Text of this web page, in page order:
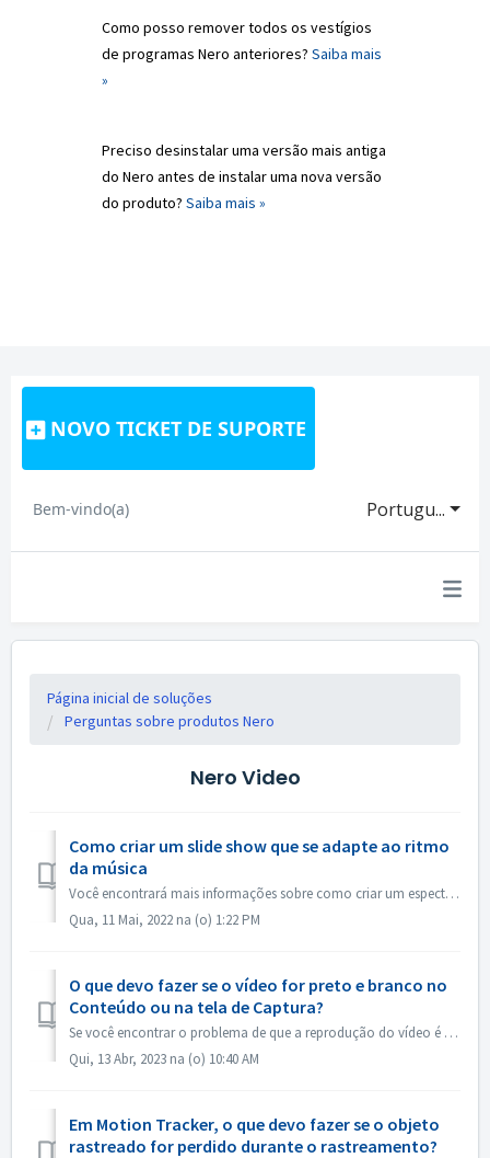
Como posso remover todos os vestígios
de programas Nero anteriores? Saiba mais
»
Preciso desinstalar uma versão mais antiga
do Nero antes de instalar uma nova versão
do produto? Saiba mais »
NOVO TICKET DE SUPORTE
Portugu...
Bem-vindo(a)
Página inicial de soluções
Perguntas sobre produtos Nero
Nero Video
Como criar um slide show que se adapte ao ritmo
da música
Você encontrará mais informações sobre como criar um espectáculo de maré de acordo com o ritmo da música no link a seguir: Como criar um show de slides de a...
Qua, 11 Mai, 2022 na (o) 1:22 PM
O que devo fazer se o vídeo for preto e branco no
Conteúdo ou na tela de Captura?
Se você encontrar o problema de que a reprodução do vídeo é em preto e branco, mas a exportação/queimadura está no sistema de janelas de atualização color，p...
Qui, 13 Abr, 2023 na (o) 10:40 AM
Em Motion Tracker, o que devo fazer se o objeto
rastreado for perdido durante o rastreamento?